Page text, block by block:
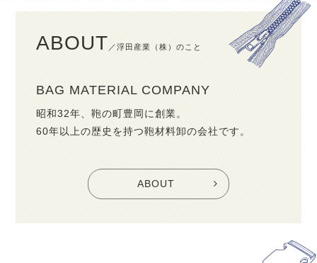
ABOUT ／浮田産業（株）のこと
BAG MATERIAL COMPANY
昭和32年、鞄の町豊岡に創業。
60年以上の歴史を持つ鞄材料卸の会社です。
ABOUT